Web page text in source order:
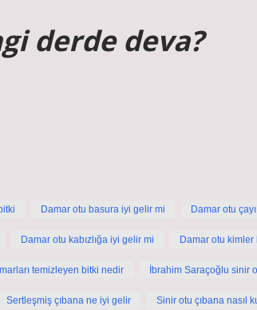
derde deva?
Damar otu basura iyi gelir mi Damar otu
Damar otu kabızlığa iyi gelir mi Damar otu
temizleyen bitki nedir İbrahim Saraçoğlu sinir
Sertleşmiş çıbana ne iyi gelir Sinir otu çıbana nasıl